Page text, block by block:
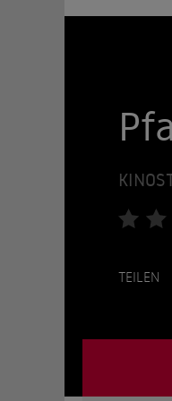
TEILEN